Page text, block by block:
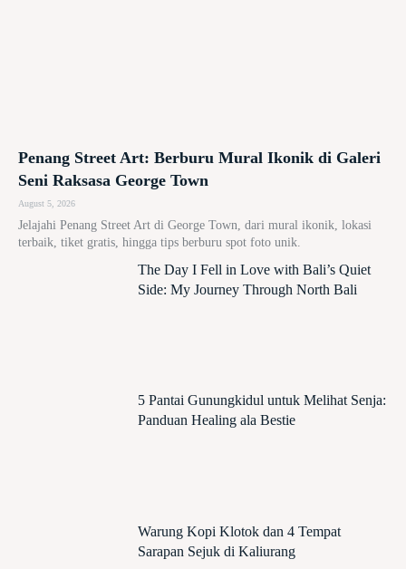
Penang Street Art: Berburu Mural Ikonik di Galeri
Seni Raksasa George Town
August 5, 2026
Jelajahi Penang Street Art di George Town, dari mural ikonik, lokasi
terbaik, tiket gratis, hingga tips berburu spot foto unik.
The Day I Fell in Love with Bali’s Quiet
Side: My Journey Through North Bali
5 Pantai Gunungkidul untuk Melihat Senja:
Panduan Healing ala Bestie
Warung Kopi Klotok dan 4 Tempat
Sarapan Sejuk di Kaliurang